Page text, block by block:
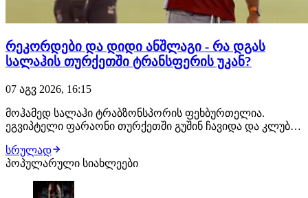
რეკორდები და დიდი ანშლაგი - რა დგას
სალაჰის თურქეთში ტრანსფერის უკან?
07 აგვ 2026, 16:15
მოჰამედ სალაჰი ტრაბზონსპორის ფეხბურთელია.
ეგვიპტელი ფარაონი თურქეთში გუშინ ჩავიდა და კლუბმა
სალაჰის თურქეთში ჩასვლას გულშემატკივარი
მოუთმენლად ელოდა. გადაჭედილი სტადიონი, დიდი
იმედებით. მსგავსი დონის ფეხბურთელს ტრაბზონში ჯერ
არ უთამაშ…
სრულად
პოპულარული სიახლეები